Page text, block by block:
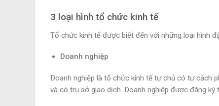
3 loại hình tổ chức kinh tế
Tổ chức kinh tế được biết đến với những loại hình
Doanh nghiệp
Doanh nghiệp là tổ chức kinh tế tự chủ có tư cách
và có trụ sở giao dịch. Doanh nghiệp được đăng